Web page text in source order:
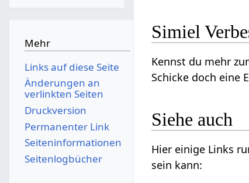
Simiel
Kennst du mehr
Schicke doch eine
Siehe auch
Hier einige Links
sein kann:
Mehr
Links auf diese Seite
Änderungen an
verlinkten Seiten
Druckversion
Permanenter Link
Seiten­­informationen
Seitenlogbücher